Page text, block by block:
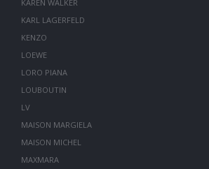
KAREN WALKER
KARL LAGERFELD
KENZO
LOEWE
LORO PIANA
LOUBOUTIN
LV
MAISON MARGIELA
MAISON MICHEL
MAXMARA